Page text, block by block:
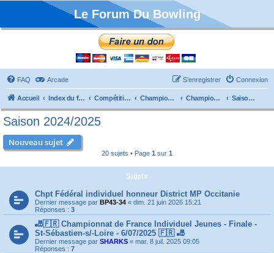
Le Forum Du Bowling
FAQ Arcade Connexion
S’enregistrer
Accueil Index du forum Compétitions Championnats de France Championnat Individuels Saison 2024/2025
Saison 2024/2025
Nouveau sujet
20 sujets • Page 1 sur 1
Sujets
Chpt Fédéral individuel honneur District MP Occitanie
Dernier message par BP43-34 « dim. 21 juin 2026 15:21
Réponses : 3
🎳🇫🇷 Championnat de France Individuel Jeunes - Finale -
St-Sébastien-s/-Loire - 6/07/2025 🇫🇷 🎳
Dernier message par SHARKS « mar. 8 juil. 2025 09:05
Réponses : 7